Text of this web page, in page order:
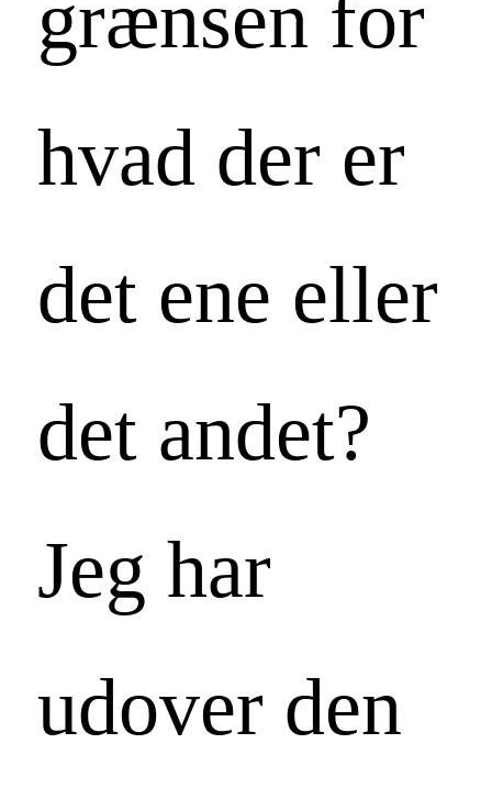
grænsen for
hvad der er
det ene eller
det andet?
Jeg har
udover den